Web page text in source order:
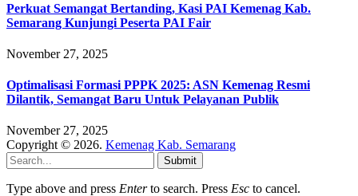
Perkuat Semangat Bertanding, Kasi PAI Kemenag Kab.
Semarang Kunjungi Peserta PAI Fair
November 27, 2025
Optimalisasi Formasi PPPK 2025: ASN Kemenag Resmi
Dilantik, Semangat Baru Untuk Pelayanan Publik
November 27, 2025
Copyright © 2026. Kemenag Kab. Semarang
Submit
Type above and press Enterto search. Press Esc to cancel.